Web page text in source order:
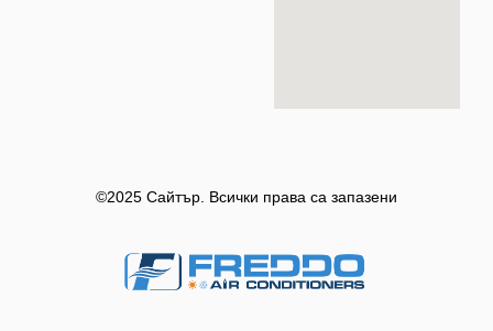
©2025 Сайтър. Всички права са запазени